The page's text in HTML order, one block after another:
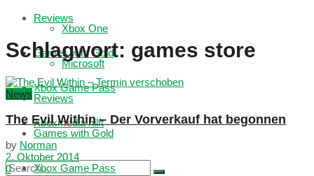
Reviews
Games with Gold
Xbox Game Pass
Xboxmedia hilft
Xbox One
Microsoft
Reviews
Games with Gold
Xbox Game Pass
Schlagwort: games store
News
The Evil Within – Der Vorverkauf hat begonnen
by Norman
2. Oktober 2014
0